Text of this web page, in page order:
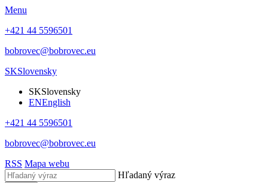
Menu
+421 44 5596501
bobrovec@bobrovec.eu
SKSlovensky
SKSlovensky
ENEnglish
+421 44 5596501
bobrovec@bobrovec.eu
RSS Mapa webu
Hľadaný výraz